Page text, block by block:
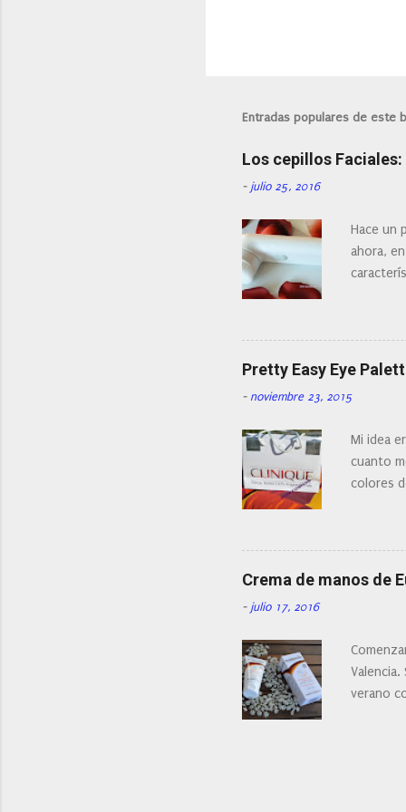
Entradas populares de este
Los cepillos
- julio 25, 2016
Hace un
ahora,
¿Cual
facial de
Pretty Easy Eye
- noviembre 23, 2015
Mi idea
cuanto
colores
Crema de manos de
- julio 17, 2016
verano